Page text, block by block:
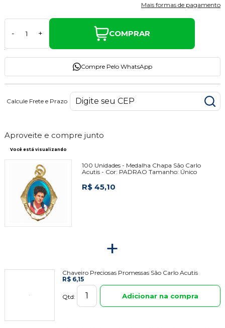
Mais formas de pagamento
- + COMPRAR
Compre Pelo WhatsApp
Calcule Frete e Prazo
Aproveite e compre junto
Você está visualizando
100 Unidades - Medalha Chapa São Carlo
Acutis - Cor: PADRAO Tamanho: Único
R$ 45,10
+
Chaveiro Preciosas Promessas São Carlo Acutis
R$ 6,15
Qtd: Adicionar na compra